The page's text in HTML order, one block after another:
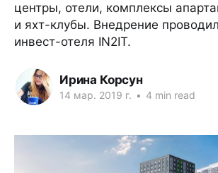
центры, отели, комплексы
и яхт-клубы. Внедрение
инвест-отеля IN2IT.
Ирина Корсун
14 мар. 2019 г. • 4 min read